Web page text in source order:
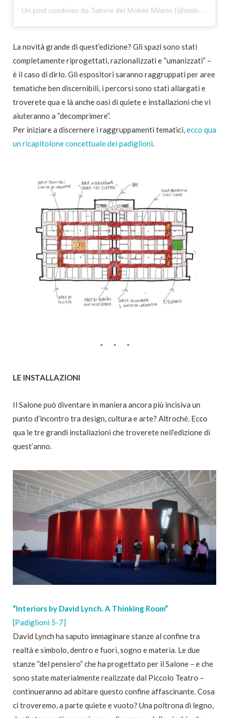
Un post condiviso da Salone del Mobile.Milano (@isaloniofficial)
La novità grande di quest’edizione? Gli spazi sono stati
completamente riprogettati, razionalizzati e “umanizzati” –
è il caso di dirlo. Gli espositori saranno raggruppati per aree
tematiche ben discernibili, i percorsi sono stati allargati e
troverete qua e là anche oasi di quiete e installazioni che vi
aiuteranno a “decomprimere”.
Per iniziare a discernere i raggruppamenti tematici,ecco qua
un ricapitolone concettuale dei padiglioni.
LE INSTALLAZIONI
Il Salone può diventare in maniera ancora più incisiva un
punto d’incontro tra design, cultura e arte? Altroché. Ecco
qua le tre grandi installazioni che troverete nell’edizione di
quest’anno.
“Interiors by David Lynch. A Thinking Room”
[Padiglioni 5-7]
David Lynch ha saputo immaginare stanze al confine tra
realtà e simbolo, dentro e fuori, sogno e materia. Le due
stanze “del pensiero” che ha progettato per il Salone – e che
sono state materialmente realizzate dal Piccolo Teatro –
continueranno ad abitare questo confine affascinante. Cosa
ci troveremo, a parte quiete e vuoto? Una poltrona di legno,